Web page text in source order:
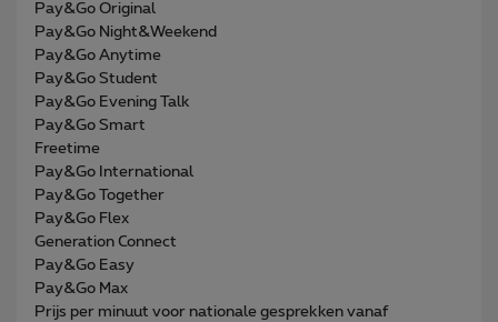
Pay&Go Original
Pay&Go Night&Weekend
Pay&Go Anytime
Pay&Go Student
Pay&Go Evening Talk
Pay&Go Smart
Freetime
Pay&Go International
Pay&Go Together
Pay&Go Flex
Generation Connect
Pay&Go Easy
Pay&Go Max
Prijs per minuut voor nationale gesprekken vanaf